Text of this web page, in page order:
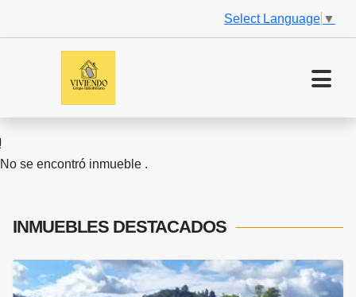
Select Language ▼
No se encontró inmueble .
INMUEBLES DESTACADOS